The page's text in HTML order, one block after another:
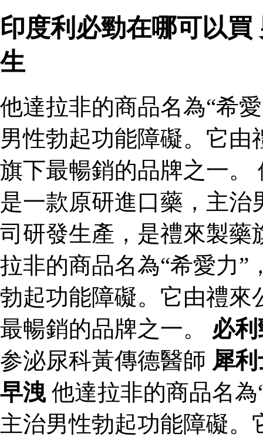
印度利必勁在哪可以
生
他達拉非的商品名為“希
男性勃起功能障礙。它
旗下最暢銷的品牌之一。
是一款原研進口藥，主
司研發生產，是禮來製藥
拉非的商品名為“希愛力”
勃起功能障礙。它由禮來
最暢銷的品牌之一。 必
参泌尿科黃傳德醫師 犀
早洩 他達拉非的商品名
主治男性勃起功能障礙